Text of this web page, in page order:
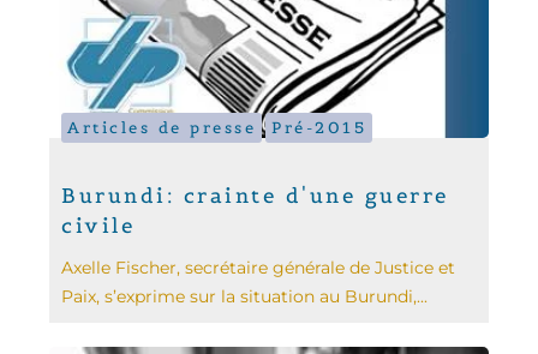
Articles de presse Pré-2015
Burundi: crainte d'une guerre
civile
Axelle Fischer, secrétaire générale de Justice et
Paix, s’exprime sur la situation au ‪‎Burundi‬,...